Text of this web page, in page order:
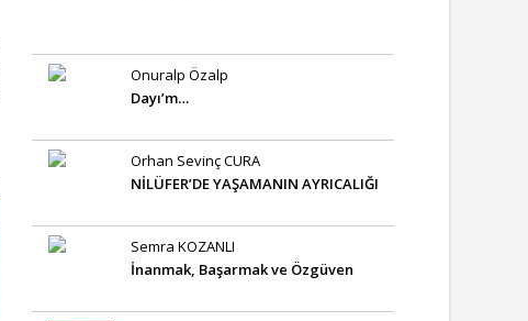
Onuralp Özalp
Dayı’m…
Orhan Sevinç CURA
NİLÜFER’DE YAŞAMANIN AYRICALIĞI
Semra KOZANLI
İnanmak, Başarmak ve Özgüven